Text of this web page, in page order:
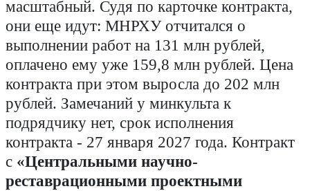
масштабный. Судя по карточке контракта,
они еще идут: МНРХУ отчитался о
выполнении работ на 131 млн рублей,
оплачено ему уже 159,8 млн рублей. Цена
контракта при этом выросла до 202 млн
рублей. Замечаний у минкульта к
подрядчику нет, срок исполнения
контракта - 27 января 2027 года. Контракт
с «Центральными научно-
реставрационными проектными